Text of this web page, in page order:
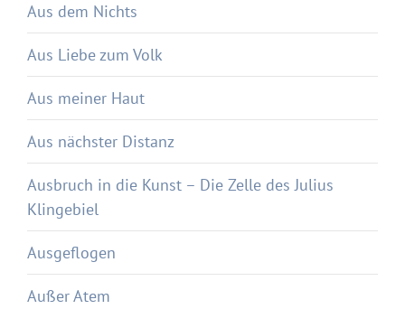
Aus dem Nichts
Aus Liebe zum Volk
Aus meiner Haut
Aus nächster Distanz
Ausbruch in die Kunst – Die Zelle des Julius
Klingebiel
Ausgeflogen
Außer Atem